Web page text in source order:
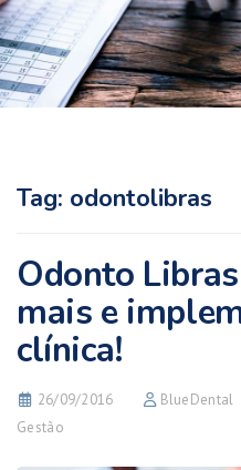
Tag: odontolibras
Odonto
mais e
clínica!
26/09/2016 BlueDental
Gestão